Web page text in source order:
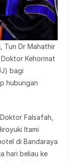
Tun Dr Mahathir
Kehormat
bagi
hubungan
Falsafah,
Itami
di Bandaraya
hari beliau ke